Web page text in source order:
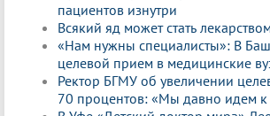
пациентов изнутри
Всякий яд может стать лекарством
«Нам нужны специалисты»: В
целевой прием в медицинские
Ректор БГМУ об увеличении
70 процентов: «Мы давно идем к